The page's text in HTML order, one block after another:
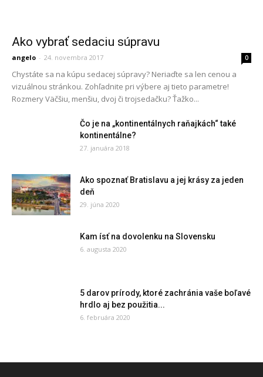
Ako vybrať sedaciu súpravu
angelo - 24. novembra 2017 0
Chystáte sa na kúpu sedacej súpravy? Neriaďte sa len cenou a
vizuálnou stránkou. Zohľadnite pri výbere aj tieto parametre!
Rozmery Väčšiu, menšiu, dvoj či trojsedačku? Ťažko...
Čo je na „kontinentálnych raňajkách“ také
kontinentálne?
27. januára 2018
Ako spoznať Bratislavu a jej krásy za jeden
deň
29. júna 2020
Kam ísť na dovolenku na Slovensku
6. augusta 2020
5 darov prírody, ktoré zachránia vaše boľavé
hrdlo aj bez použitia...
6. februára 2020